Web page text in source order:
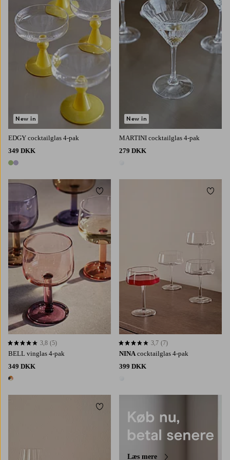
EDGY cocktailglas 4-pak
349 DKK
2 farver
New in
MARTINI cocktailglas 4-pak
279 DKK
New in
BELL vinglas 4-pak
349 DKK
1 farve
3,8 baseret på 5 bedømmelser
3,8 (5)
Tilføj til favoritter
NINA cocktailglas 4-pak
399 DKK
3,7 baseret på 7 bedømmelser
3,7 (7)
Tilføj
Tilføj til favoritter
Læs mere